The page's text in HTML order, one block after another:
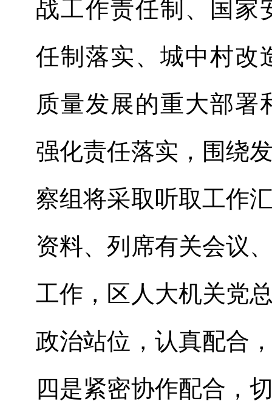
战工作责任制、国家
任制落实、城中村改
质量发展的重大部署
强化责任落实，围绕
察组将采取听取工作
资料、列席有关会议
工作， 区人大机关党
政治站位，认真配合
四是紧密协作配合，